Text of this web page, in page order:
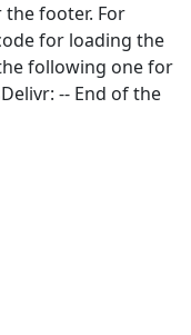
the footer. For
for loading the
following one for
-- End of the